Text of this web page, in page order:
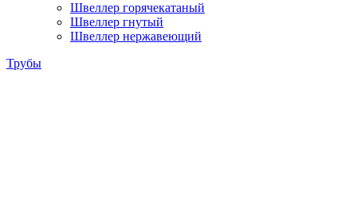
Швеллер горячекатаный
Швеллер гнутый
Швеллер нержавеющий
Трубы